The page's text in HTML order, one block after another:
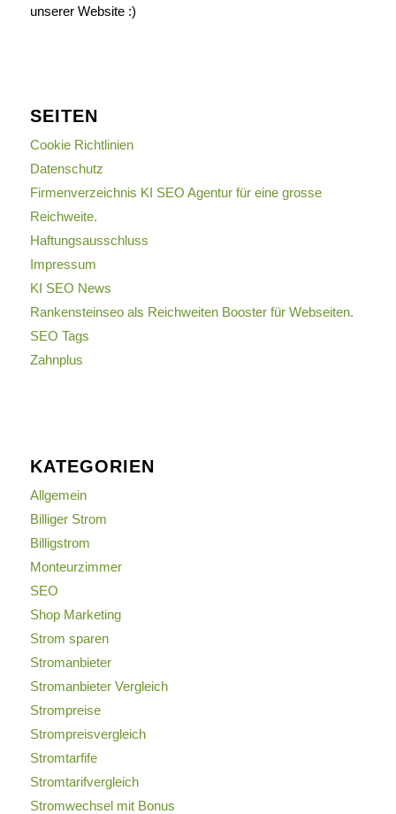
unserer Website :)
SEITEN
Cookie Richtlinien
Datenschutz
Firmenverzeichnis KI SEO Agentur für eine grosse
Reichweite.
Haftungsausschluss
Impressum
KI SEO News
Rankensteinseo als Reichweiten Booster für Webseiten.
SEO Tags
Zahnplus
KATEGORIEN
Allgemein
Billiger Strom
Billigstrom
Monteurzimmer
SEO
Shop Marketing
Strom sparen
Stromanbieter
Stromanbieter Vergleich
Strompreise
Strompreisvergleich
Stromtarfife
Stromtarifvergleich
Stromwechsel mit Bonus